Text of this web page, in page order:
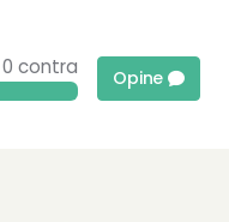
0 contra Opine